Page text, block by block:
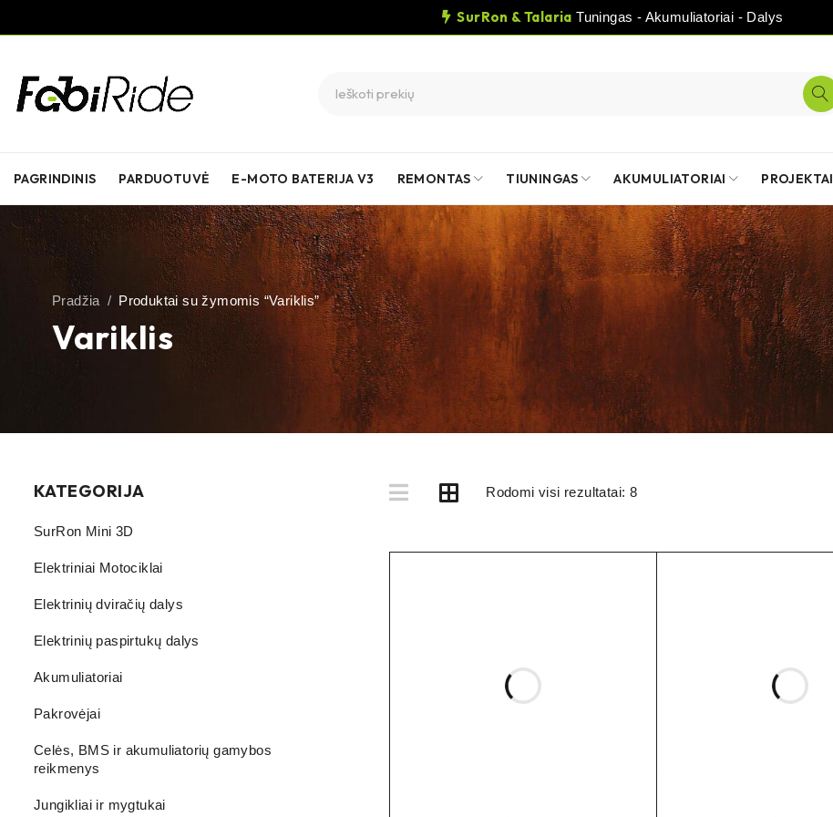
SurRon & Talaria Tuningas - Akumuliatoriai - Dalys
PAGRINDINIS PARDUOTUVĖ E-MOTO BATERIJA V3 REMONTAS TIUNINGAS AKUMULIATORIAI PROJEKTAI
Variklis
Pradžia / Produktai su žymomis “Variklis”
KATEGORIJA
SurRon Mini 3D
Elektriniai Motociklai
Elektrinių dviračių dalys
Elektrinių paspirtukų dalys
Akumuliatoriai
Pakrovėjai
Celės, BMS ir akumuliatorių gamybos
reikmenys
Jungikliai ir mygtukai
Rodomi visi rezultatai: 8